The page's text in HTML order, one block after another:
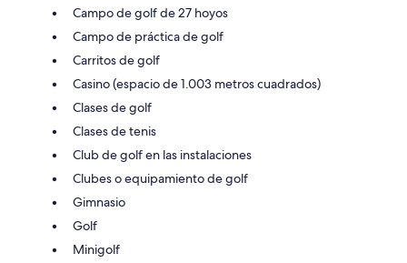
Campo de golf de 27 hoyos
Campo de práctica de golf
Carritos de golf
Casino (espacio de 1.003 metros cuadrados)
Clases de golf
Clases de tenis
Club de golf en las instalaciones
Clubes o equipamiento de golf
Gimnasio
Golf
Minigolf